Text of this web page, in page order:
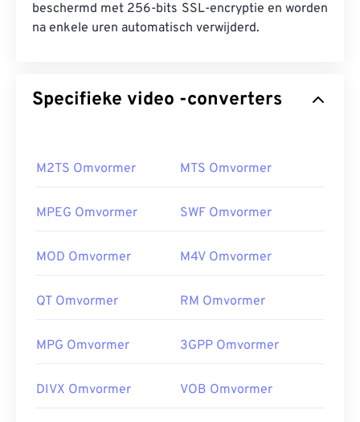
beschermd met 256-bits SSL-encryptie en worden
na enkele uren automatisch verwijderd.
Specifieke video -converters
M2TS Omvormer MTS Omvormer
MPEG Omvormer SWF Omvormer
MOD Omvormer M4V Omvormer
QT Omvormer RM Omvormer
MPG Omvormer 3GPP Omvormer
DIVX Omvormer VOB Omvormer